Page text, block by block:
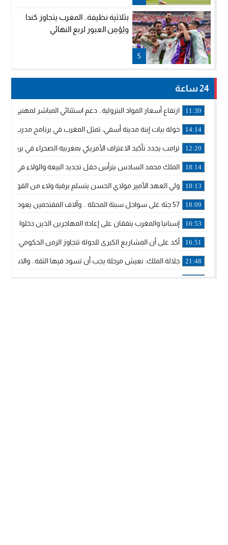
5
بثلاثية نظيفة.. المغرب يتجاوز كندا
ويُؤمِن العبور لربع النهائي
24 ساعة
11:39 ارتفاع أسعار المواد البترولية.. دعم استثنائي المباشر لمهنيي
14:14 خولة بيات إبنة مدينة أسفي، تمثل المغرب في برنامج مدرب
12:20 ترامب يجدد تأكيد الاعتراف الأمريكي بمغربية الصحراء في برقية
18:14 الملك محمد السادس يترأس حفل تجديد البيعة والولاء في
18:13 ولي العهد الأمير مولاي الحسن يتسلم برقية ولاء من القوات
18:09 57 جثة على سواحل سبتة المحتلة .. وآلاف المقتحمين يعودون إلى المغرب
16:53 إسبانيا والمغرب يتفقان على إعادة المهاجرين الذين دخلوا سبتة
16:51 أكد على أن المشاريع الكبرى للدولة تتجاوز الزمن الحكومي..
21:48 جلالة الملك: نعيش مرحلة يجب أن تسود فيها الثقة..